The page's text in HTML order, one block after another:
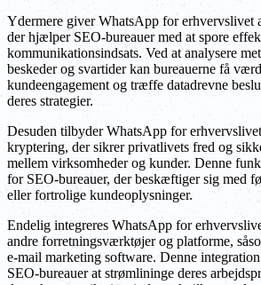
Ydermere giver WhatsApp for erhvervslivet
der hjælper SEO-bureauer med at spore
kommunikationsindsats. Ved at analysere
beskeder og svartider kan bureauerne få
kundeengagement og træffe datadrevne
deres strategier.
Desuden tilbyder WhatsApp for
kryptering, der sikrer privatlivets fred og
mellem virksomheder og kunder. Denne
for SEO-bureauer, der beskæftiger sig med
eller fortrolige kundeoplysninger.
Endelig integreres WhatsApp for
andre forretningsværktøjer og platforme,
e-mail marketing software. Denne
SEO-bureauer at strømlininge deres